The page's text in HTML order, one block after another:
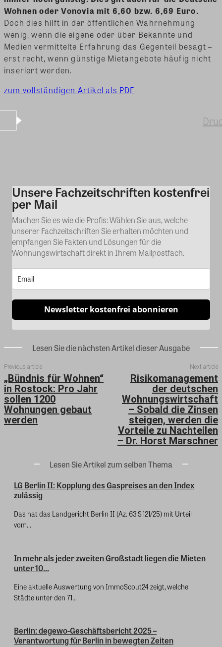
Wohnen oder Vonovia mit 6,60 bzw. 6,69 Euro.
Doch dies hilft in der öffentlichen Wahrnehmung
wenig, wenn die eigene oder über Bekannte und
Medien vermittelte Erfahrung das Gegenteil besagt –
erst recht, wenn günstige Mietangebote häufig nicht
inseriert werden.
zum vollständigen Artikel als PDF
Kommentar
Unsere Fachzeitschriften kostenfrei
per Mail
Machen Sie es wie die Profis: Wählen Sie aus, welche
unserer Fachzeitschriften Sie erhalten möchten und
empfangen Sie Fakten und Lösungen für die
Wohnungswirtschaft direkt in Ihrem Mailpostfach.
Newsletter kostenfrei abonnieren
Lesen Sie die nächsten Artikel dieser Ausgabe
Previous article
„Bündnis für Wohnen“
in Rostock: Pro Jahr
sollen 1200
Wohnungen gebaut
werden
Next article
Risikomanagement
der deutschen
Wohnungswirtschaft
– Sobald die Zinsen
steigen, werden die
Vorteile zu Nachteilen
– Dr. Horst Marschner
Lesen Sie Artikel zum selben Thema
LG Berlin II: Kopplung des Gaspreises an den Index
zulässig
Das hat das Landgericht Berlin II (Az. 63 S 121/25) mit Urteil
vom...
In mehr als jeder zweiten Großstadt liegen die Mieten
unter 10...
Eine aktuelle Auswertung von ImmoScout24 zeigt, welche
Städte unter den 71...
Berlin: degewo-Geschäftsbericht 2025 –
Verantwortung für Berlin in bewegten Zeiten